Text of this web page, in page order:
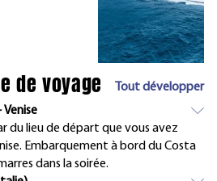
de voyage
Tout développer
Venise
du lieu de départ que vous avez
Embarquement à bord du Costa
dans la soirée.